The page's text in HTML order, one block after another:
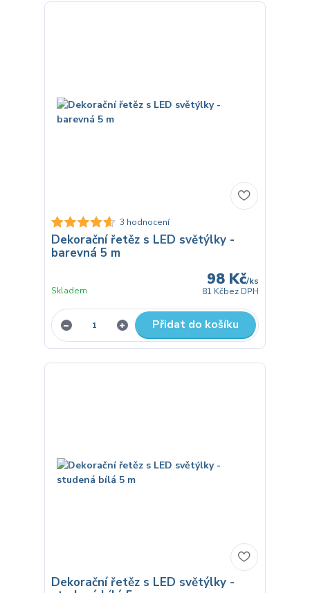
3 hodnocení
Dekorační řetěz s LED světýlky -
barevná 5 m
98 Kč/ks
81 Kčbez DPH
Skladem
Přidat do košíku
Dekorační řetěz s LED světýlky -